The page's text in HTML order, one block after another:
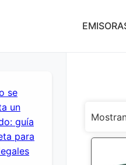
se
un
guía
para